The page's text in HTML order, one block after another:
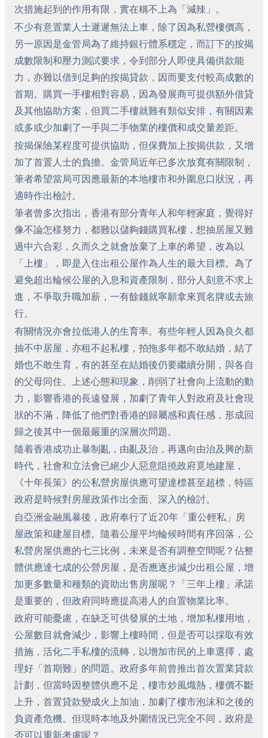
次措施起到的作用有限，實在稱不上為「減辣」。
不少有意置業人士遲遲無法上車，除了因為私營樓價高，
另一原因是金管局為了維持銀行體系穩定，而訂下的按揭
成數限制和壓力測試要求，令到部分人即使具備供款能
力，亦難以借到足夠的按揭貸款，因而要支付較高成數的
首期。購買一手樓相對容易，因為發展商可提供額外借貸
及其他協助方案，但買二手樓就難有類似安排，有關因素
或多或少加劇了一手與二手物業的樓價和成交量差距。
按揭保險某程度可提供協助，但保費加上按揭供款，又增
加了首置人士的負擔。金管局近年已多次放寬有關限制，
筆者希望當局可因應最新的本地樓市和外圍息口狀況，再
適時作出檢討。
筆者曾多次指出，香港有部分青年人和年輕家庭，覺得好
像不論怎樣努力，都難以儲夠錢購買私樓，想抽居屋又難
過中六合彩，久而久之就會放棄了上車的希望，改為以
「上樓」，即是入住出租公屋作為人生的最大目標。為了
避免超出輪候公屋的入息和資產限制，部分人刻意不求上
進，不爭取升職加薪，一有餘錢就寧願拿來買名牌或去旅
行。
有關情況亦會拉低港人的生育率。有些年輕人因為良久都
抽不中居屋，亦租不起私樓，拍拖多年都不敢結婚，結了
婚也不敢生育，有的甚至在結婚後仍要繼續分開，與各自
的父母同住。上述心態和現象，削弱了社會向上流動的動
力，影響香港的長遠發展，加劇了青年人對政府及社會現
狀的不滿，降低了他們對香港的歸屬感和責任感，形成回
歸之後其中一個最嚴重的深層次問題。
隨着香港成功止暴制亂，由亂及治，再邁向由治及興的新
時代，社會和立法會已絕少人惡意阻撓政府覓地建屋，
《十年長策》的公私營房屋供應可望達標甚至超標，特區
政府是時候對房屋政策作出全面、深入的檢討。
自亞洲金融風暴後，政府奉行了近20年「重公輕私」房
屋政策和建屋目標。隨着公屋平均輪候時間有序回落，公
私營房屋供應的七三比例，未來是否有調整空間呢？佔整
體供應達七成的公營房屋，是否應逐步減少出租公屋，增
加更多數量和種類的資助出售房屋呢？「三年上樓」承諾
是重要的，但政府同時應提高港人的自置物業比率。
政府可能憂慮，在缺乏可供發展的土地，增加私樓用地，
公屋數目就會減少，影響上樓時間，但是否可以採取有效
措施，活化二手私樓的流轉，以增加市民的上車選擇，處
理好「首期難」的問題。政府多年前曾推出首次置業貸款
計劃，但當時因整體供應不足，樓市炒風熾熱，樓價不斷
上升，首置貸款變成火上加油，加劇了樓市泡沫和之後的
負資產危機。但現時本地及外圍情況已完全不同，政府是
否可以重新考慮呢？